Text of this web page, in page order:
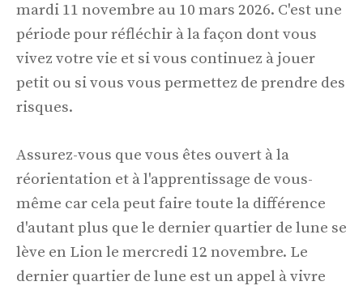
mardi 11 novembre au 10 mars 2026. C'est une
période pour réfléchir à la façon dont vous
vivez votre vie et si vous continuez à jouer
petit ou si vous vous permettez de prendre des
risques.
Assurez-vous que vous êtes ouvert à la
réorientation et à l'apprentissage de vous-
même car cela peut faire toute la différence
d'autant plus que le dernier quartier de lune se
lève en Lion le mercredi 12 novembre. Le
dernier quartier de lune est un appel à vivre